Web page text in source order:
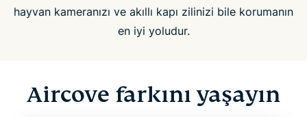
hayvan kameranızı ve akıllı kapı zilinizi bile korumanın
en iyi yoludur.
Aircove farkını yaşayın